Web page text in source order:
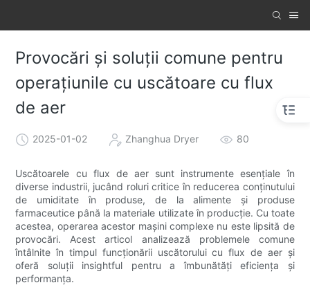
Provocări și soluții comune pentru
operațiunile cu uscătoare cu flux
de aer
2025-01-02 Zhanghua Dryer 80
Uscătoarele cu flux de aer sunt instrumente esențiale în
diverse industrii, jucând roluri critice în reducerea conținutului
de umiditate în produse, de la alimente și produse
farmaceutice până la materiale utilizate în producție. Cu toate
acestea, operarea acestor mașini complexe nu este lipsită de
provocări. Acest articol analizează problemele comune
întâlnite în timpul funcționării uscătorului cu flux de aer și
oferă soluții insightful pentru a îmbunătăți eficiența și
performanța.